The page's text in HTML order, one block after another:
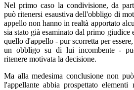
Nel primo caso la condivisione, da
può ritenersi esaustiva dell'obbligo di
appello non hanno in realtà apportato
sia stato già esaminato dal primo giudice
quello d'appello - pur scorretta per
un obbligo su di lui incombente -
ritenere motivata la decisione.
Ma alla medesima conclusione non
l'appellante abbia prospettato